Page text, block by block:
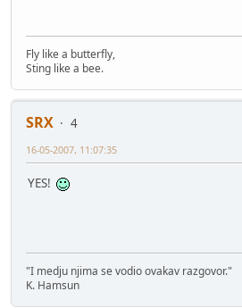
Fly like a butterfly,
Sting like a bee.
SRX
4
16-05-2007, 11:07:35
YES!
"I medju njima se vodio ovakav razgovor."
K. Hamsun